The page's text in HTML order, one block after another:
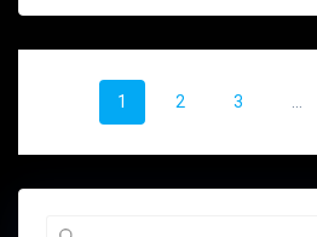
Seite
1 Seite
2 Seite
3 …